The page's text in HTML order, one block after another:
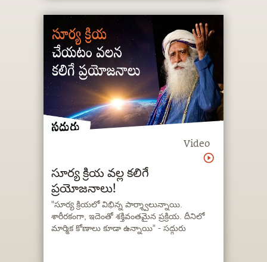
Video
సూర్య క్రియ వల్ల కలిగే
ప్రయోజనాలు!
"సూర్య క్రియలో విభిన్న పార్శ్వాలున్నాయి.
శారీరకంగా, ఇదెంతో శక్తివంతమైన ప్రక్రియ. దీనిలో
మార్మిక కోణాలు కూడా ఉన్నాయి" - సద్గురు